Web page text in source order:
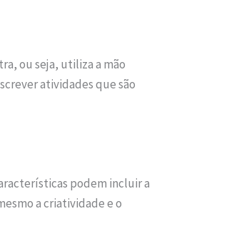
ou seja, utiliza a mão
atividades que são
podem incluir a
a criatividade e o